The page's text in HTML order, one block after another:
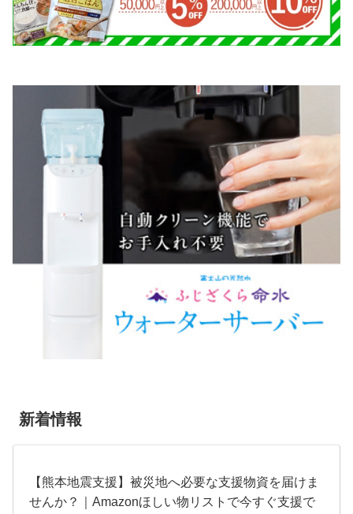
新着情報
【熊本地震支援】被災地へ必要な支援物資を届けま
せんか？｜Amazonほしい物リストで今すぐ支援で